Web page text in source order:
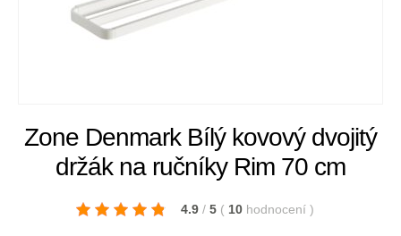
Zone Denmark Bílý kovový dvojitý
držák na ručníky Rim 70 cm
4.9 / 5 ( 10 hodnocení )